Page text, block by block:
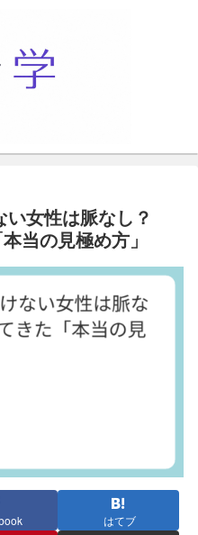
女性は脈なし？
当の見極め方」
はてブ